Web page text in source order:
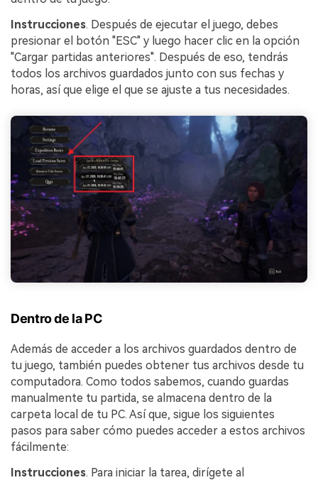
Instrucciones. Después de ejecutar el juego, debes
presionar el botón "ESC" y luego hacer clic en la opción
"Cargar partidas anteriores". Después de eso, tendrás
todos los archivos guardados junto con sus fechas y
horas, así que elige el que se ajuste a tus necesidades.
Dentro de la PC
Además de acceder a los archivos guardados dentro de
tu juego, también puedes obtener tus archivos desde tu
computadora. Como todos sabemos, cuando guardas
manualmente tu partida, se almacena dentro de la
carpeta local de tu PC. Así que, sigue los siguientes
pasos para saber cómo puedes acceder a estos archivos
fácilmente:
Instrucciones. Para iniciar la tarea, dirígete al